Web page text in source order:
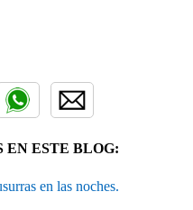
EN ESTE BLOG:
en las noches.